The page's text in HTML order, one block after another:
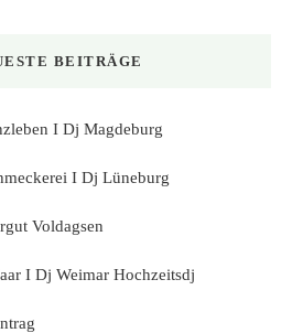
BEITRÄGE
I Dj Magdeburg
I Dj Lüneburg
Voldagsen
I Dj Weimar Hochzeitsdj